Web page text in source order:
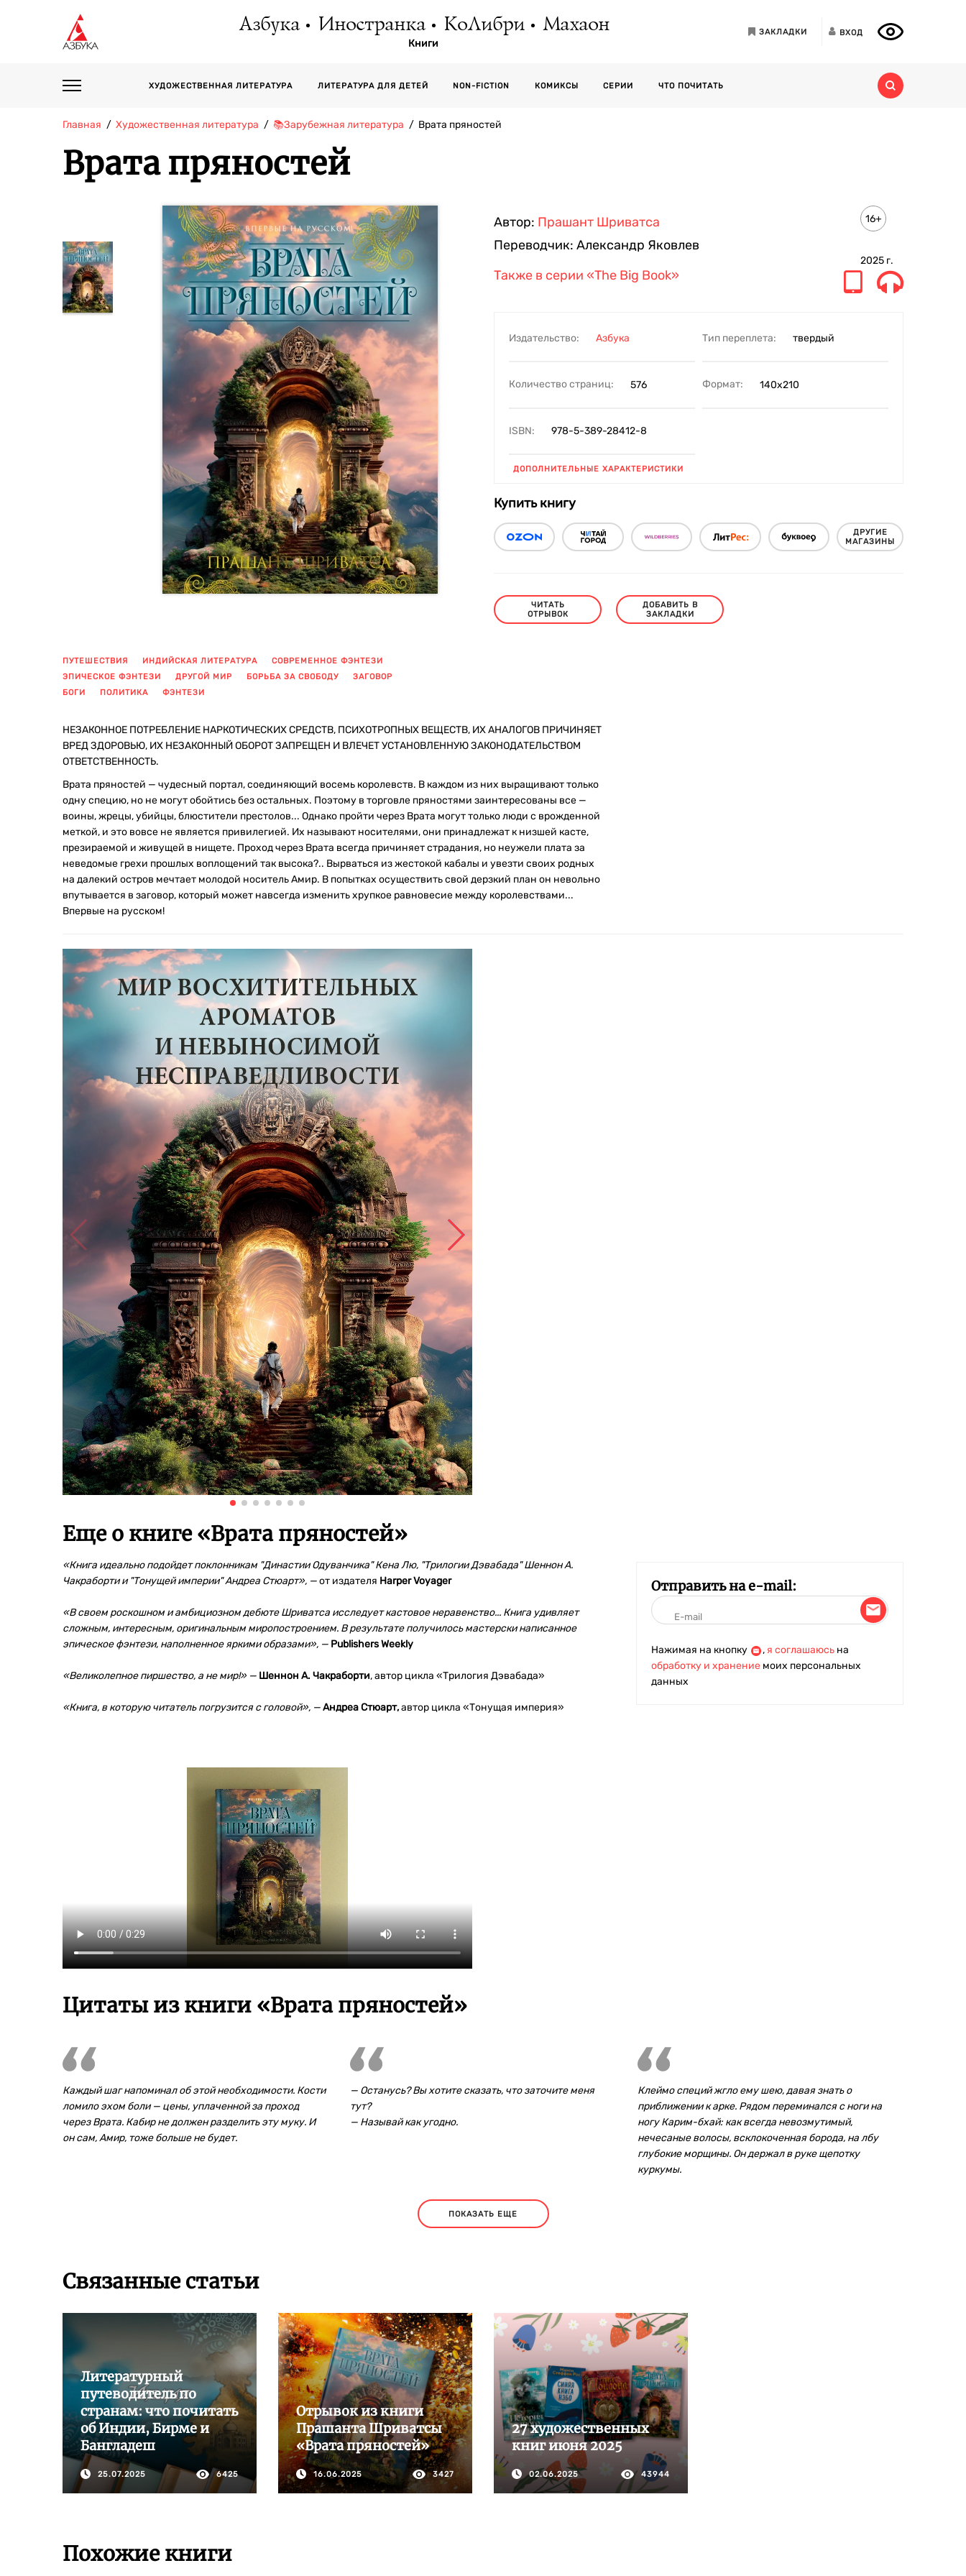
Азбука Иностранка КоЛибри Махаон
Книги
ЗАКЛАДКИ ВХОД
ХУДОЖЕСТВЕННАЯ ЛИТЕРАТУРА ЛИТЕРАТУРА ДЛЯ ДЕТЕЙ NON-FICTION КОМИКСЫ СЕРИИ ЧТО ПОЧИТАТЬ
Главная Художественная литература 📚Зарубежная литература Врата пряностей
Врата пряностей
ПУТЕШЕСТВИЯ ИНДИЙСКАЯ ЛИТЕРАТУРА
СОВРЕМЕННОЕ ФЭНТЕЗИ
ЭПИЧЕСКОЕ ФЭНТЕЗИ
ДРУГОЙ МИР БОРЬБА ЗА СВОБОДУ
ЗАГОВОР
БОГИ
ПОЛИТИКА ФЭНТЕЗИ
Автор: Прашант Шриватса
Переводчик: Александр Яковлев
16+
2025 г.
Также в серии «The Big Book»
Издательство: Азбука Тип переплета: твердый
Количество страниц: 576 Формат: 140х210
ISBN: 978-5-389-28412-8
ДОПОЛНИТЕЛЬНЫЕ ХАРАКТЕРИСТИКИ
Купить книгу
ДРУГИЕ
МАГАЗИНЫ
ЧИТАТЬ
ОТРЫВОК
ДОБАВИТЬ В
ЗАКЛАДКИ
НЕЗАКОННОЕ ПОТРЕБЛЕНИЕ НАРКОТИЧЕСКИХ СРЕДСТВ, ПСИХОТРОПНЫХ ВЕЩЕСТВ, ИХ АНАЛОГОВ ПРИЧИНЯЕТ
ВРЕД ЗДОРОВЬЮ, ИХ НЕЗАКОННЫЙ ОБОРОТ ЗАПРЕЩЕН И ВЛЕЧЕТ УСТАНОВЛЕННУЮ ЗАКОНОДАТЕЛЬСТВОМ
ОТВЕТСТВЕННОСТЬ.
Врата пряностей — чудесный портал, соединяющий восемь королевств. В каждом из них выращивают только
одну специю, но не могут обойтись без остальных. Поэтому в торговле пряностями заинтересованы все —
воины, жрецы, убийцы, блюстители престолов... Однако пройти через Врата могут только люди с врожденной
меткой, и это вовсе не является привилегией. Их называют носителями, они принадлежат к низшей касте,
презираемой и живущей в нищете. Проход через Врата всегда причиняет страдания, но неужели плата за
неведомые грехи прошлых воплощений так высока?.. Вырваться из жестокой кабалы и увезти своих родных
на далекий остров мечтает молодой носитель Амир. В попытках осуществить свой дерзкий план он невольно
впутывается в заговор, который может навсегда изменить хрупкое равновесие между королевствами...
Впервые на русском!
Еще о книге «Врата пряностей»
«Книга идеально подойдет поклонникам "Династии Одуванчика" Кена Лю, "Трилогии Дэвабада" Шеннон А.
Чакраборти и "Тонущей империи" Андреа Стюарт», —от издателя Harper Voyager
«В своем роскошном и амбициозном дебюте Шриватса исследует кастовое неравенство... Книга удивляет
сложным, интересным, оригинальным миропостроением. В результате получилось мастерски написанное
эпическое фэнтези, наполненное яркими образами», — Publishers Weekly
«Великолепное пиршество, а не мир!» — Шеннон А. Чакраборти, автор цикла «Трилогия Дэвабада»
«Книга, в которую читатель погрузится с головой», —Андреа Стюарт,автор цикла «Тонущая империя»
Отправить на e-mail:
Нажимая на кнопку , я соглашаюсь на
обработку и хранение моих персональных
данных
Цитаты из книги «Врата пряностей»
Каждый шаг напоминал об этой необходимости. Кости
ломило эхом боли — цены, уплаченной за проход
через Врата. Кабир не должен разделить эту муку. И
он сам, Амир, тоже больше не будет.
— Останусь? Вы хотите сказать, что заточите меня
тут?
— Называй как угодно.
Клеймо специй жгло ему шею, давая знать о
приближении к арке. Рядом переминался с ноги на
ногу Карим-бхай: как всегда невозмутимый,
нечесаные волосы, всклокоченная борода, на лбу
глубокие морщины. Он держал в руке щепотку
куркумы.
ПОКАЗАТЬ ЕЩЕ
Связанные статьи
Литературный
путеводитель по
странам: что почитать
об Индии, Бирме и
Бангладеш
25.07.2025 6425
Отрывок из книги
Прашанта Шриватсы
«Врата пряностей»
16.06.2025 3427
27 художественных
книг июня 2025
02.06.2025 43944
Похожие книги